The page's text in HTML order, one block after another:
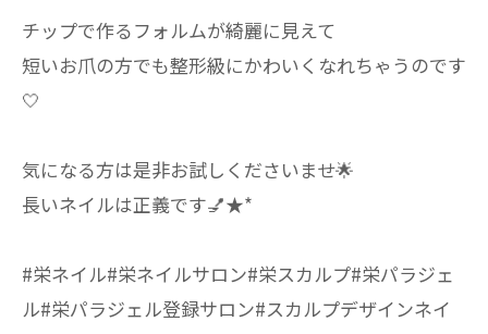
チップで作るフォルムが綺麗に見えて
短いお爪の方でも整形級にかわいくなれちゃうのです
🤍
気になる方は是非お試しくださいませ🌟
長いネイルは正義です💅★*
#栄ネイル#栄ネイルサロン#栄スカルプ#栄パラジェ
ル#栄パラジェル登録サロン#スカルプデザインネイ